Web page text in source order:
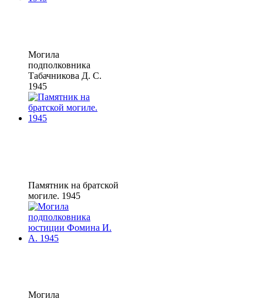
Могила
подполковника
Табачникова Д. С.
1945
Памятник на братской
могиле. 1945
Могила